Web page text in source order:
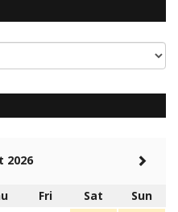
2026
Fri Sat Sun